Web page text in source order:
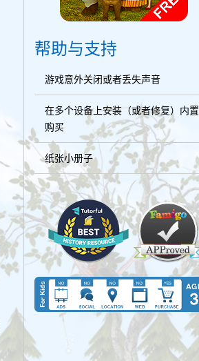
帮助与支持
游戏意外关闭或者丢失声音
在多个设备上安装（或者修复）内置
购买
纸张小册子